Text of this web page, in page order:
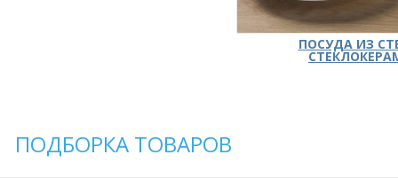
ПОСУДА ИЗ
ПОДБОРКА ТОВАРОВ